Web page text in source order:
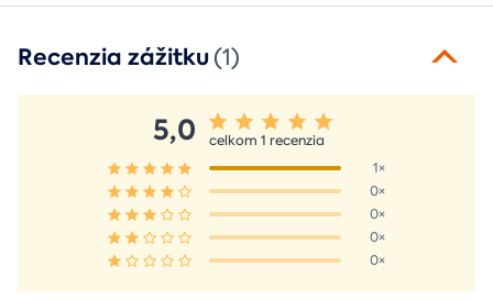
Recenzia zážitku(1)
5,0
celkom 1 recenzia
1×
0×
0×
0×
0×